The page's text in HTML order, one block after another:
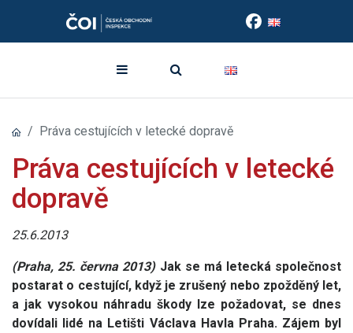
Práva cestujících v letecké dopravě
Práva cestujících v letecké
dopravě
25.6.2013
(Praha, 25. června 2013)Jak se má letecká společnost
postarat o cestující, když je zrušený nebo zpožděný let,
a jak vysokou náhradu škody lze požadovat, se dnes
dovídali lidé na Letišti Václava Havla Praha. Zájem byl